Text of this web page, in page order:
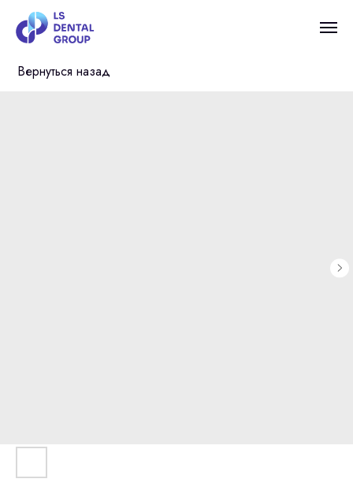
Вернуться назад